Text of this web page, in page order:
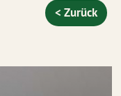
< Zurück